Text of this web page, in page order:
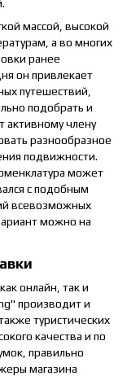
массой, высокой
а во многих
ранее
он привлекает
путешествий,
подобрать и
активному члену
разнообразное
подвижности.
может
с подобным
всевозможных
можно на
онлайн, так и
производит и
туристических
качества и по
правильно
магазина